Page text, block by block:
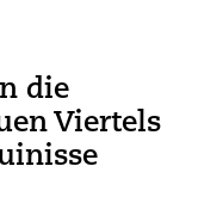
die
Viertels